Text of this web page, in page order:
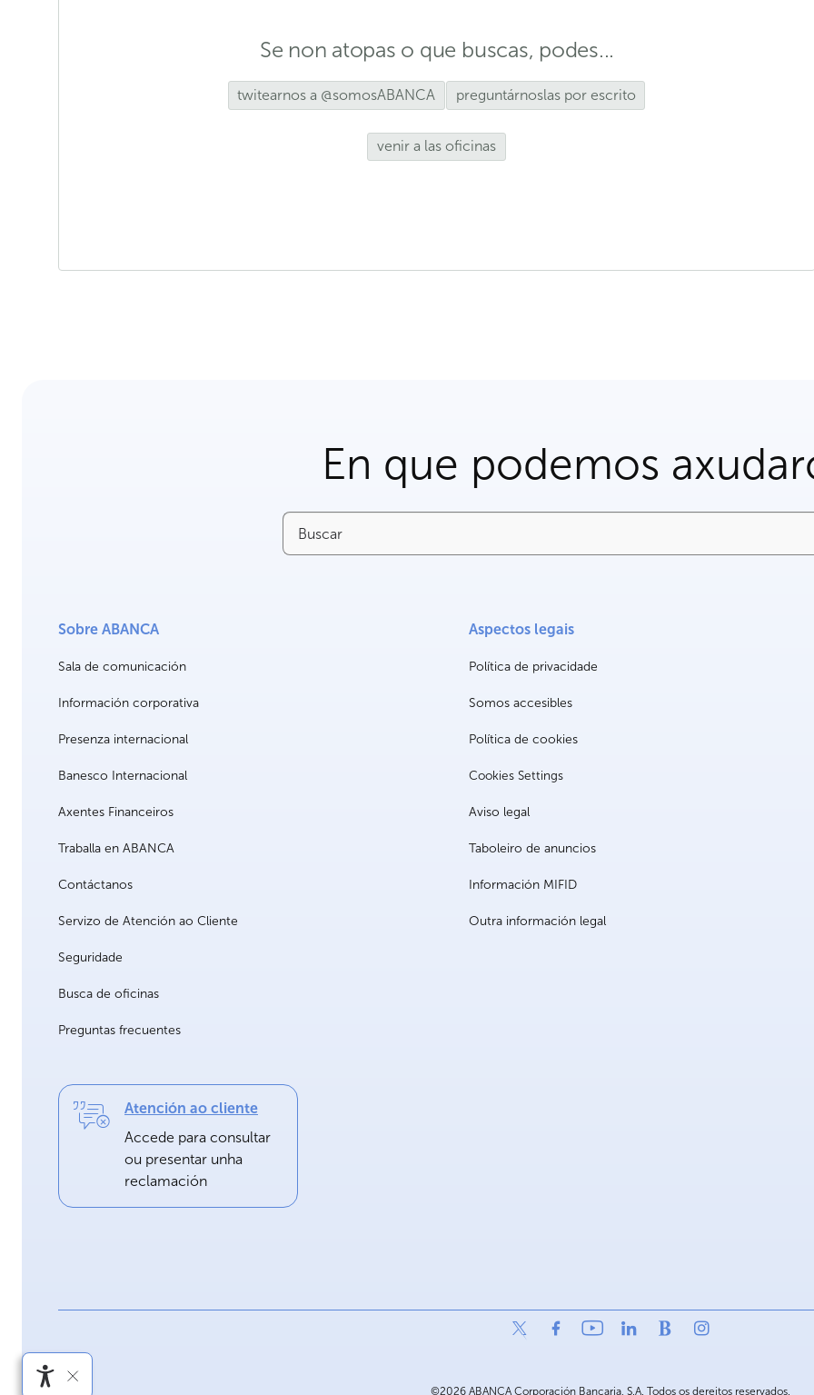
Se non atopas o que buscas, podes...
twitearnos a @somosABANCA preguntárnoslas por escrito
venir a las oficinas
En que podemos
Buscar
Sobre ABANCA
Sala de comunicación
Información corporativa
Presenza internacional
Banesco Internacional
Axentes Financeiros
Traballa en ABANCA
Contáctanos
Servizo de Atención ao Cliente
Seguridade
Busca de oficinas
Preguntas frecuentes
Aspectos legais
Política de privacidade
Somos accesibles
Política de cookies
Cookies Settings
Aviso legal
Taboleiro de anuncios
Información MIFID
Outra información legal
Atención ao cliente
Accede para consultar
ou presentar unha
reclamación
©2026 ABANCA Corporación Bancaria, S.A. Todos os dereitos reservados.